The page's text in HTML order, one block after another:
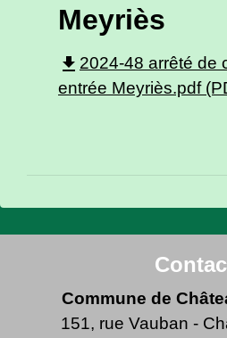
Meyriès
file_download 2024-48 arrêté de
entrée Meyriès.pdf
Commune de
151, rue Vauban -